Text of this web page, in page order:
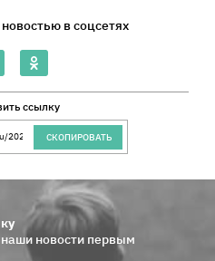
в соцсетях
ссылку
Благотворительного Фонда
СКОПИРОВАТЬ
наши новости первым